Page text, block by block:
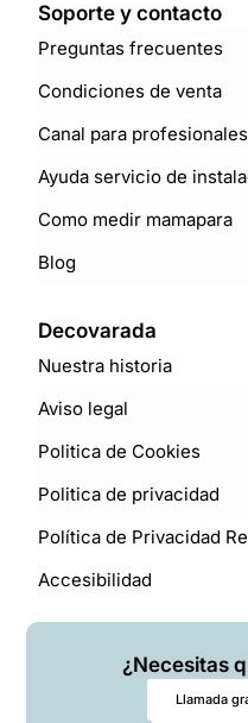
Soporte y contacto
Preguntas frecuentes
Condiciones de venta
Canal para profesionales
Ayuda servicio de
Como medir mamapara
Blog
Decovarada
Nuestra historia
Aviso legal
Politica de Cookies
Politica de privacidad
Política de Privacidad
Accesibilidad
¿Necesitas
Llamada